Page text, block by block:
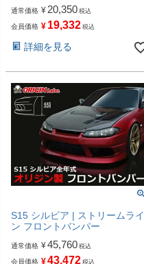
通常価格 ¥ 20,350 税込
会員価格 ¥ 19,332 税込
詳細を見る
S15 シルビア | ストリームライ
ン フロントバンパー
通常価格 ¥45,760 税込
会員価格 ¥43,472 税込